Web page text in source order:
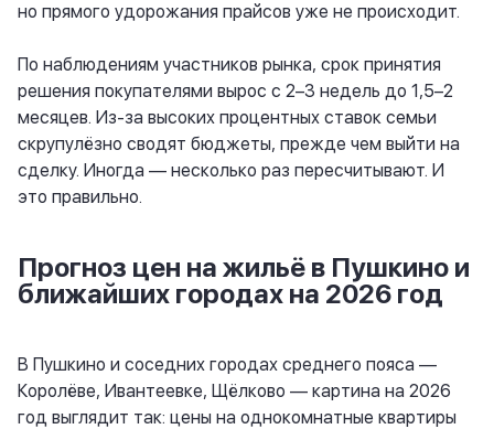
но прямого удорожания прайсов уже не происходит.
По наблюдениям участников рынка, срок принятия
решения покупателями вырос с 2–3 недель до 1,5–2
месяцев. Из-за высоких процентных ставок семьи
скрупулёзно сводят бюджеты, прежде чем выйти на
сделку. Иногда — несколько раз пересчитывают. И
это правильно.
Прогноз цен на жильё в Пушкино и
ближайших городах на 2026 год
В Пушкино и соседних городах среднего пояса —
Королёве, Ивантеевке, Щёлково — картина на 2026
год выглядит так: цены на однокомнатные квартиры